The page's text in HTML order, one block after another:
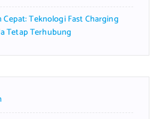
Teknologi Fast Charging
Tetap Terhubung